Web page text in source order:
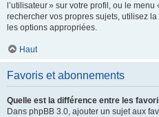
l’utilisateur » sur votre profil, ou le
rechercher vos propres sujets, utilisez
les options appropriées.
Haut
Favoris et abonnements
Quelle est la différence entre les
Dans phpBB 3.0, ajouter un sujet aux